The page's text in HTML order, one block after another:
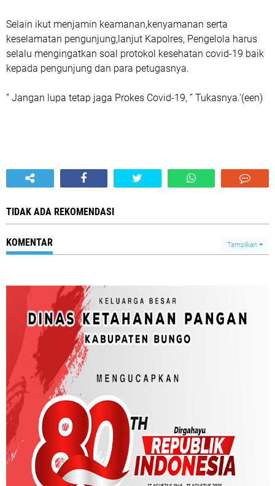
Selain ikut menjamin keamanan,kenyamanan serta
keselamatan pengunjung,lanjut Kapolres, Pengelola harus
selalu mengingatkan soal protokol kesehatan covid-19 baik
kepada pengunjung dan para petugasnya.
” Jangan lupa tetap jaga Prokes Covid-19, ” Tukasnya.'(een)
TIDAK ADA REKOMENDASI
KOMENTAR Tampilkan